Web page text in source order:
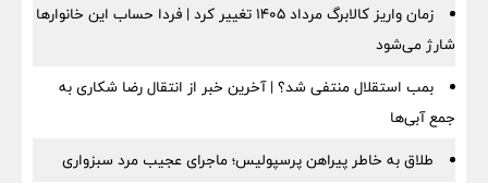
زمان واریز کالابرگ مرداد ۱۴۰۵ تغییر کرد | فردا حساب این خانوارها
شارژ می‌شود
بمب استقلال منتفی شد؟ | آخرین خبر از انتقال رضا شکاری به
جمع آبی‌ها
طلاق به خاطر پیراهن پرسپولیس؛ ماجرای عجیب مرد سبزواری